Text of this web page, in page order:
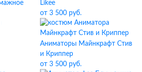
Likee
от 3 500 руб.
Аниматоры Майнкрафт Стив
и Криппер
от 3 500 руб.